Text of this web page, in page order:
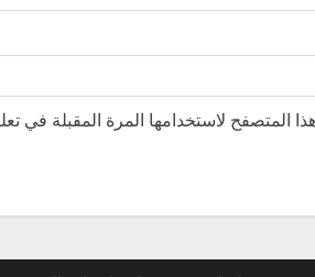
المتصفح لاستخدامها المرة المقبلة في